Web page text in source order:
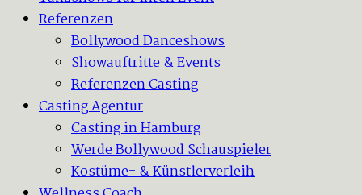
Referenzen
Bollywood Danceshows
Showauftritte & Events
Referenzen Casting
Casting Agentur
Casting in Hamburg
Werde Bollywood Schauspieler
Kostüme- & Künstlerverleih